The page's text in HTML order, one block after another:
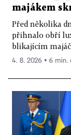
majákem
Před několika
přihnalo obří
blikajícím
4. 8. 2026 ▪ 6 min.